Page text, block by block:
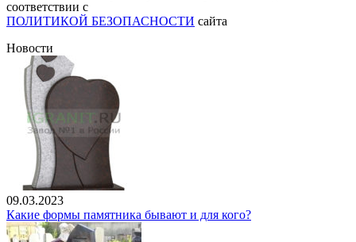
соответствии с
ПОЛИТИКОЙ БЕЗОПАСНОСТИ сайта
Новости
09.03.2023
Какие формы памятника бывают и для кого?